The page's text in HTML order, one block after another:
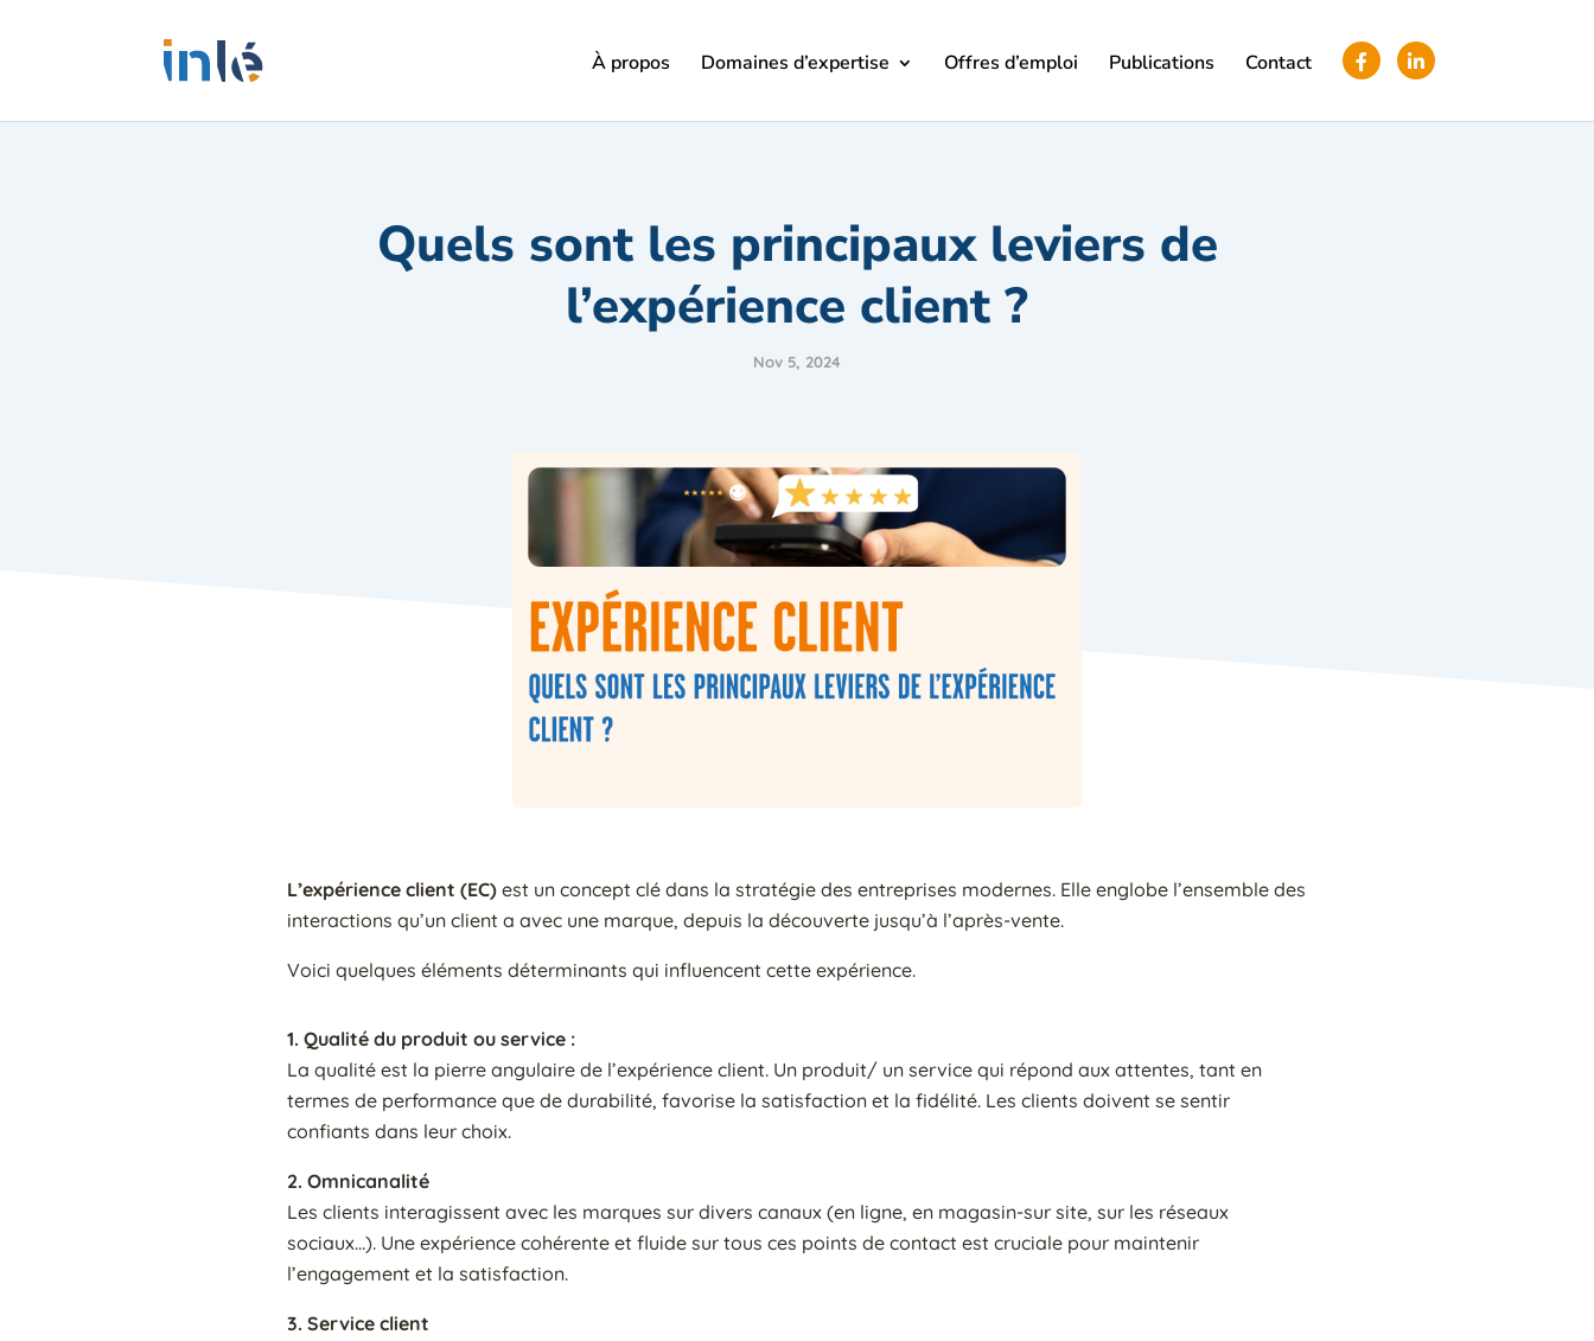
À propos Domaines d’expertise Offres d’emploi Publications Contact
Quels sont les principaux leviers de
l’expérience client ?
Nov 5, 2024
L’expérience client (EC) est un concept clé dans la stratégie des entreprises modernes. Elle englobe l’ensemble des
interactions qu’un client a avec une marque, depuis la découverte jusqu’à l’après-vente.
Voici quelques éléments déterminants qui influencent cette expérience.
1. Qualité du produit ou service :
La qualité est la pierre angulaire de l’expérience client. Un produit/ un service qui répond aux attentes, tant en
termes de performance que de durabilité, favorise la satisfaction et la fidélité. Les clients doivent se sentir
confiants dans leur choix.
2. Omnicanalité
Les clients interagissent avec les marques sur divers canaux (en ligne, en magasin-sur site, sur les réseaux
sociaux…). Une expérience cohérente et fluide sur tous ces points de contact est cruciale pour maintenir
l’engagement et la satisfaction.
3. Service client